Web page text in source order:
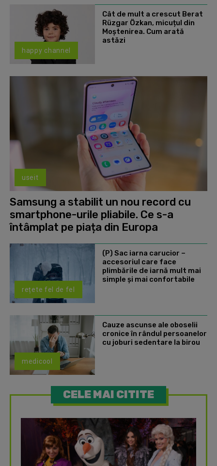
happy channel
Cât de mult a crescut Berat
Rüzgar Özkan, micuțul din
Moștenirea. Cum arată
astăzi
useit
Samsung a stabilit un nou record cu
smartphone-urile pliabile. Ce s-a
întâmplat pe piața din Europa
rețete fel de fel
(P) Sac iarna carucior –
accesoriul care face
plimbările de iarnă mult mai
simple și mai confortabile
medicool
Cauze ascunse ale oboselii
cronice în rândul persoanelor
cu joburi sedentare la birou
CELE MAI CITITE